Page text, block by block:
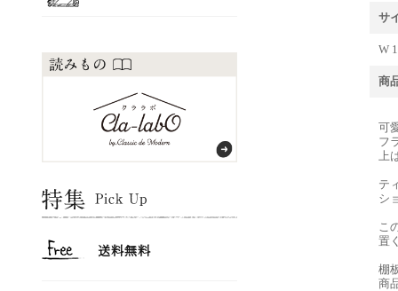
サ
W
商
可
フ
テ
シ
こ
置
棚
商